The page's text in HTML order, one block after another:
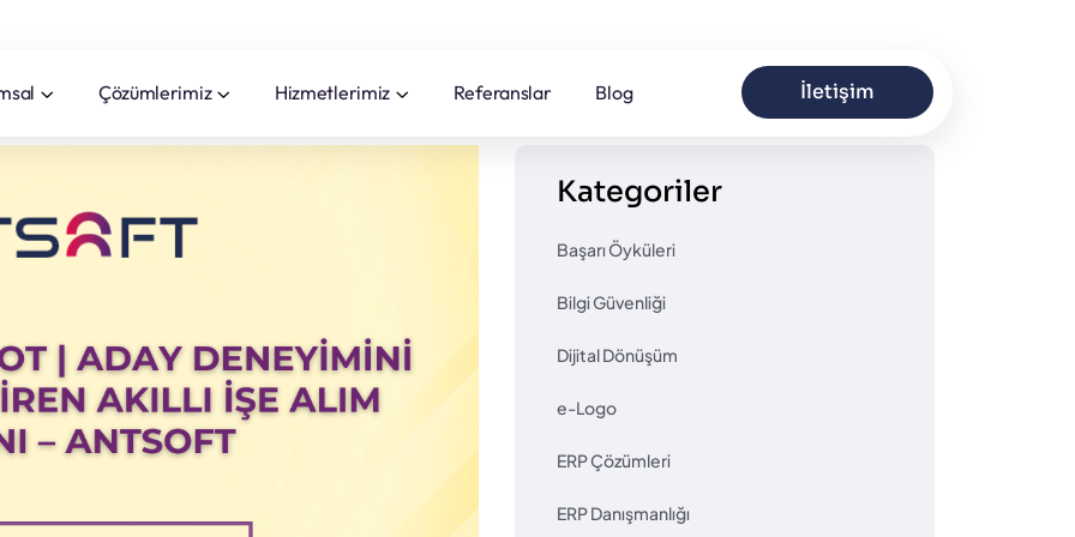
Çözümlerimiz Hizmetlerimiz Referanslar Blog İletişim
Kategoriler
Başarı Öyküleri
Bilgi Güvenliği
Dijital Dönüşüm
e-Logo
ERP Çözümleri
ERP Danışmanlığı